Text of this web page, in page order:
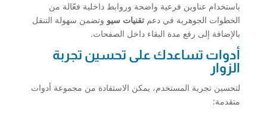
باستخدام عناوين فرعية واضحة وروابط داخلية فعّالة من
الخطوات الجوهرية في دعم تقنيات سيو وتضمن سهولة التنقل
بالإضافة إلى رفع مدة البقاء داخل الصفحات.
أدوات تساعدك على تحسين تجربة
الزوار
لتحسين تجربة المستخدم، يمكن الاستفادة من مجموعة أدوات
متقدمة: